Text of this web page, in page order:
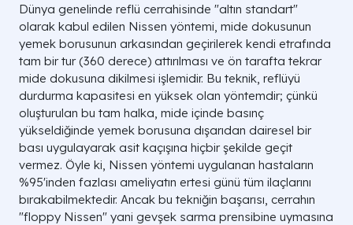
Mekanizma
Asit Baskılama
Geçici (Bağımlı)
Kanser Riski
Kontrolü Zor
Dünya genelinde reflü cerrahisinde "altın standart"
olarak kabul edilen Nissen yöntemi, mide dokusunun
yemek borusunun arkasından geçirilerek kendi etrafında
tam bir tur (360 derece) attırılması ve ön tarafta tekrar
mide dokusuna dikilmesi işlemidir. Bu teknik, reflüyü
durdurma kapasitesi en yüksek olan yöntemdir; çünkü
oluşturulan bu tam halka, mide içinde basınç
yükseldiğinde yemek borusuna dışarıdan dairesel bir
bası uygulayarak asit kaçışına hiçbir şekilde geçit
vermez. Öyle ki, Nissen yöntemi uygulanan hastaların
%95'inden fazlası ameliyatın ertesi günü tüm ilaçlarını
bırakabilmektedir. Ancak bu tekniğin başarısı, cerrahın
"floppy Nissen" yani gevşek sarma prensibine uymasına